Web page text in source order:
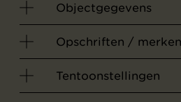
Objectgegevens
Opschriften / merken
Tentoonstellingen